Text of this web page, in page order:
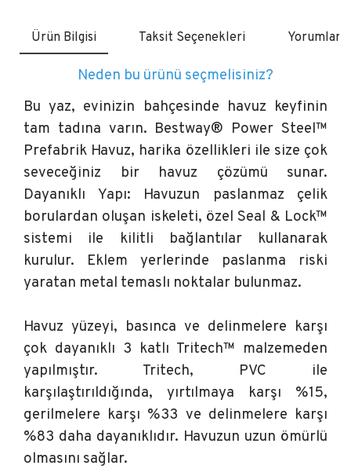
Ürün Bilgisi Taksit Seçenekleri Yorumlar
Neden bu ürünü seçmelisiniz?
Bu yaz, evinizin bahçesinde havuz keyfinin
tam tadına varın. Bestway® Power Steel™
Prefabrik Havuz, harika özellikleri ile size çok
seveceğiniz bir havuz çözümü sunar.
Dayanıklı Yapı: Havuzun paslanmaz çelik
borulardan oluşan iskeleti, özel Seal & Lock™
sistemi ile kilitli bağlantılar kullanarak
kurulur. Eklem yerlerinde paslanma riski
yaratan metal temaslı noktalar bulunmaz.
Havuz yüzeyi, basınca ve delinmelere karşı
çok dayanıklı 3 katlı Tritech™ malzemeden
yapılmıştır. Tritech, PVC ile
karşılaştırıldığında, yırtılmaya karşı %15,
gerilmelere karşı %33 ve delinmelere karşı
%83 daha dayanıklıdır. Havuzun uzun ömürlü
olmasını sağlar.